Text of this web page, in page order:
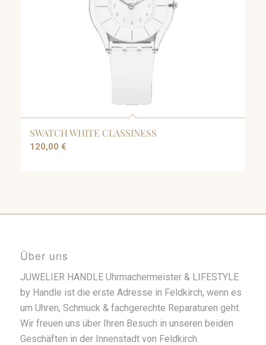
SWATCH WHITE CLASSINESS
120,00 €
Über uns
JUWELIER HANDLE Uhrmachermeister & LIFESTYLE
by Handle ist die erste Adresse in Feldkirch, wenn es
um Uhren, Schmuck & fachgerechte Reparaturen geht.
Wir freuen uns über Ihren Besuch in unseren beiden
Geschäften in der Innenstadt von Feldkirch.